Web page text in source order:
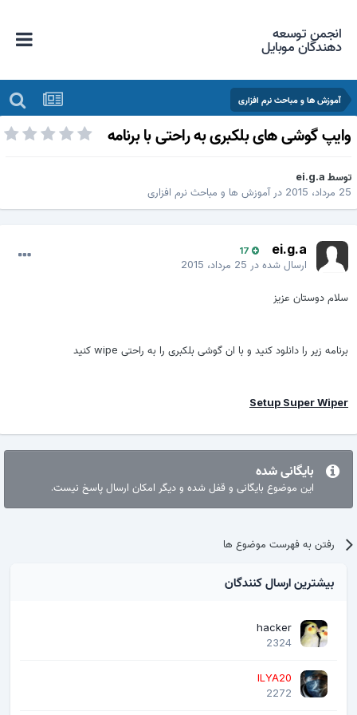
انجمن توسعه
دهندگان موبایل
آموزش ها و مباحث نرم افزاری
گوشی های بلکبری به راحتی با برنامه
ei.g.a
2015
درآموزش ها و مباحث نرم افزاری
ei.g.a
17
ارسال شده در25 مرداد، 2015
سلام دوستان عزیز
برنامه زیر را دانلود کنید و با ان گوشی بلکبری را به راحتی wipe کنید
Setup Super Wiper
بایگانی شده
این موضوع بایگانی و قفل شده و دیگر امکان ارسال پاسخ نیست.
رفتن به فهرست موضوع ها
بیشترین ارسال کنندگان
hacker
2324
ILYA20
2272